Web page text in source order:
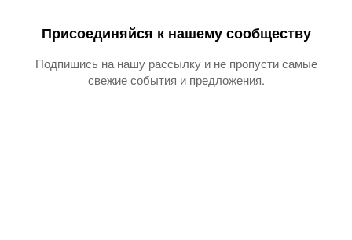
Присоединяйся к нашему сообществу
Подпишись на нашу рассылку и не пропусти самые
свежие события и предложения.